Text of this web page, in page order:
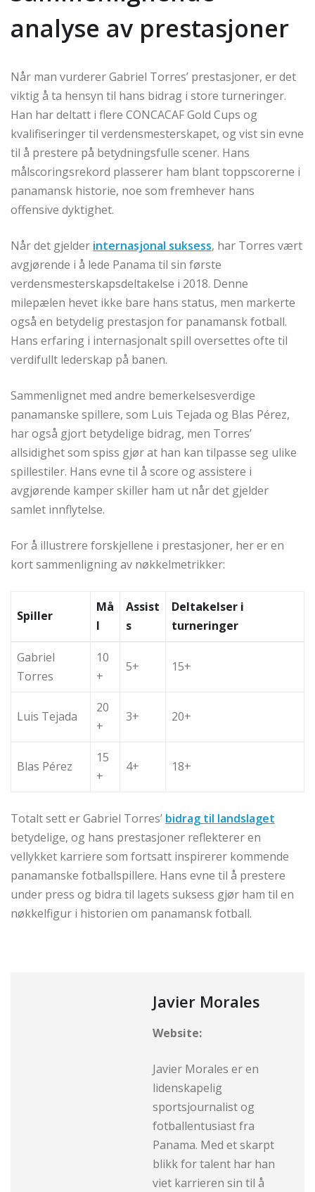
analyse av prestasjoner
Når man vurderer Gabriel Torres’ prestasjoner, er det
viktig å ta hensyn til hans bidrag i store turneringer.
Han har deltatt i flere CONCACAF Gold Cups og
kvalifiseringer til verdensmesterskapet, og vist sin evne
til å prestere på betydningsfulle scener. Hans
målscoringsrekord plasserer ham blant toppscorerne i
panamansk historie, noe som fremhever hans
offensive dyktighet.
Når det gjelder internasjonal suksess, har Torres vært
avgjørende i å lede Panama til sin første
verdensmesterskapsdeltakelse i 2018. Denne
milepælen hevet ikke bare hans status, men markerte
også en betydelig prestasjon for panamansk fotball.
Hans erfaring i internasjonalt spill oversettes ofte til
verdifullt lederskap på banen.
Sammenlignet med andre bemerkelsesverdige
panamanske spillere, som Luis Tejada og Blas Pérez,
har også gjort betydelige bidrag, men Torres’
allsidighet som spiss gjør at han kan tilpasse seg ulike
spillestiler. Hans evne til å score og assistere i
avgjørende kamper skiller ham ut når det gjelder
samlet innflytelse.
For å illustrere forskjellene i prestasjoner, her er en
kort sammenligning av nøkkelmetrikker:
Spiller
Må
l
Assist
s
Deltakelser i
turneringer
Gabriel
Torres
10
+
5+ 15+
Luis Tejada
20
+
3+ 20+
Blas Pérez
15
+
4+ 18+
Totalt sett er Gabriel Torres’ bidrag til landslaget
betydelige, og hans prestasjoner reflekterer en
vellykket karriere som fortsatt inspirerer kommende
panamanske fotballspillere. Hans evne til å prestere
under press og bidra til lagets suksess gjør ham til en
nøkkelfigur i historien om panamansk fotball.
Javier Morales
Website:
Javier Morales er en
lidenskapelig
sportsjournalist og
fotballentusiast fra
Panama. Med et skarpt
blikk for talent har han
viet karrieren sin til å